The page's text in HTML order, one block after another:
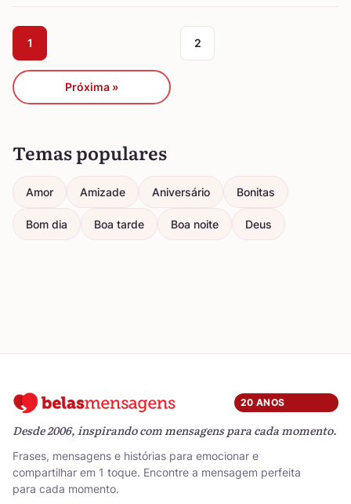
1 2
Próxima »
Temas populares
Amor Amizade Aniversário Bonitas
Bom dia Boa tarde Boa noite Deus
20 ANOS
Desde 2006, inspirando com mensagens para cada momento.
Frases, mensagens e histórias para emocionar e
compartilhar em 1 toque. Encontre a mensagem perfeita
para cada momento.